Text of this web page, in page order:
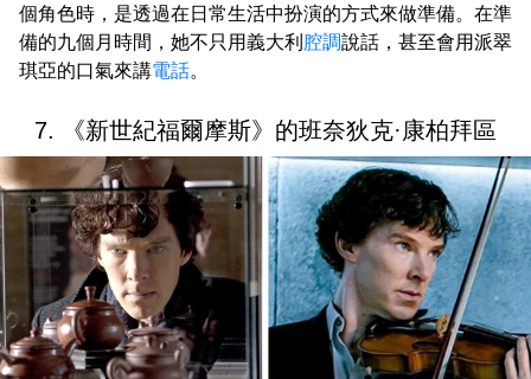
個角色時，是透過在日常生活中扮演的方式來做準備。在準
備的九個月時間，她不只用義大利 腔調說話，甚至會用派翠
琪亞的口氣來講電話。
7. 《新世紀福爾摩斯》的班奈狄克·康柏拜區